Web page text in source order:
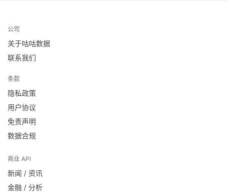
公司
关于咕咕数据
联系我们
条款
隐私政策
用户协议
免责声明
数据合规
商业 API
新闻 / 资讯
金融 / 分析